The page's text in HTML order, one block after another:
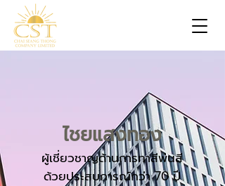
ไชยแสงทอง
ผู้เชี่ยวชาญด้านการทาสีพ่นสี
ด้วยประสบการณ์กว่า 70 ปี